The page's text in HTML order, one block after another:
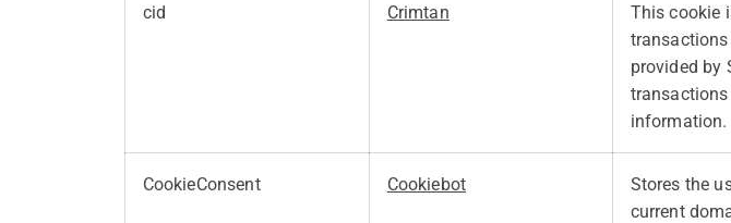
cid Crimtan
This cookie
transactions
provided by
information.
CookieConsent Cookiebot
Stores the
current